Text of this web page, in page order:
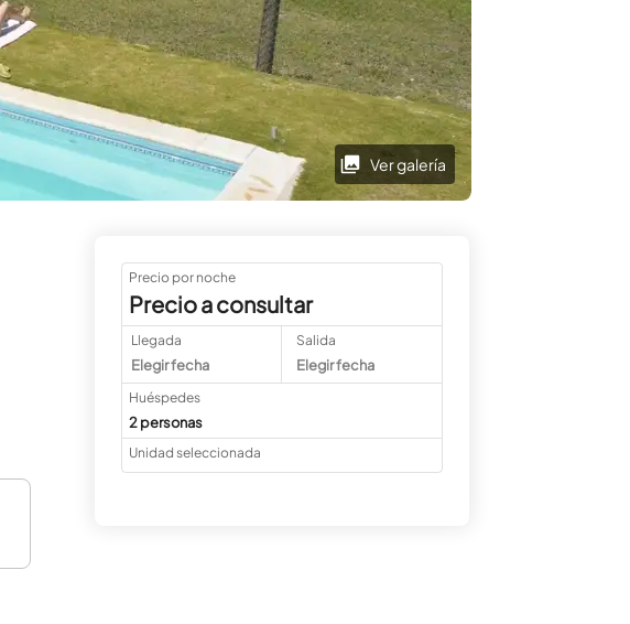
Ver galería
Precio por noche
Precio a consultar
Llegada
Elegir fecha
Salida
Elegir fecha
Huéspedes
2 personas
Unidad seleccionada